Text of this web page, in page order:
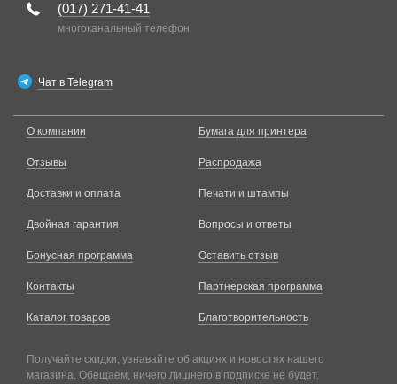
(017) 271-41-41
многоканальный телефон
Чат в Telegram
О компании
Отзывы
Доставки и оплата
Двойная гарантия
Бонусная программа
Контакты
Каталог товаров
Бумага для принтера
Распродажа
Печати и штампы
Вопросы и ответы
Оставить отзыв
Партнерская программа
Благотворительность
Получайте скидки, узнавайте об акциях и новостях нашего
магазина. Обещаем, ничего лишнего в подписке не будет.